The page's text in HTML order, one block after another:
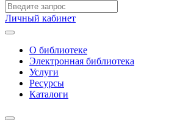
Личный кабинет
О библиотеке
Электронная библиотека
Услуги
Ресурсы
Каталоги